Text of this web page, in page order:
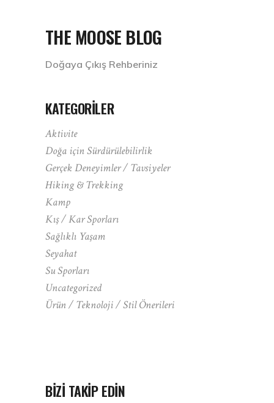
THE MOOSE BLOG
Doğaya Çıkış Rehberiniz
KATEGORILER
Aktivite
Doğa için Sürdürülebilirlik
Gerçek Deneyimler / Tavsiyeler
Hiking & Trekking
Kamp
Kış / Kar Sporları
Sağlıklı Yaşam
Seyahat
Su Sporları
Uncategorized
Ürün / Teknoloji / Stil Önerileri
BIZI TAKIP EDIN